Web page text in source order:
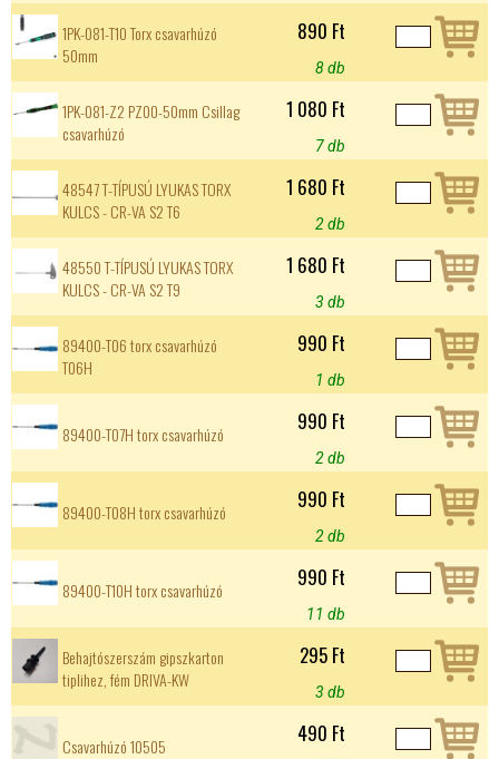
1PK-081-T10 Torx csavarhúzó
50mm
890 Ft
8 db
1PK-081-Z2 PZ00-50mm Csillag
csavarhúzó
1 080 Ft
7 db
48547 T-TÍPUSÚ LYUKAS TORX
KULCS - CR-VA S2 T6
1 680 Ft
2 db
48550 T-TÍPUSÚ LYUKAS TORX
KULCS - CR-VA S2 T9
1 680 Ft
3 db
89400-T06 torx csavarhúzó
T06H
990 Ft
1 db
89400-T07H torx csavarhúzó 990 Ft
2 db
89400-T08H torx csavarhúzó 990 Ft
2 db
89400-T10H torx csavarhúzó 990 Ft
11 db
Behajtószerszám gipszkarton
tiplihez, fém DRIVA-KW
295 Ft
3 db
Csavarhúzó 10505 490 Ft